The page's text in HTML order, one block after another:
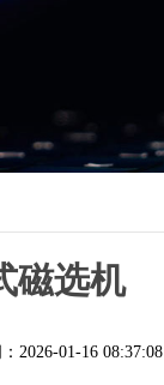
磁选机
2026-01-16 08:37:08